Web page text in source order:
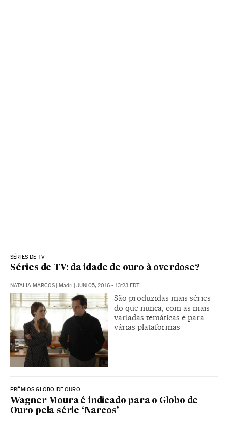
SÉRIES DE TV
Séries de TV: da idade de ouro à overdose?
NATALIA MARCOS | Madri | JUN 05, 2016 - 13:23 EDT
São produzidas mais séries
do que nunca, com as mais
variadas temáticas e para
várias plataformas
PRÊMIOS GLOBO DE OURO
Wagner Moura é indicado para o Globo de
Ouro pela série ‘Narcos’